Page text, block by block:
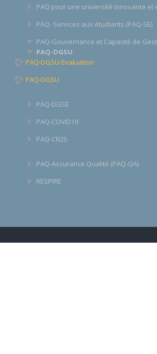
PAQ pour une université innovante et
PAQ- Services aux étudiants (PAQ-SE)
PAQ-Gouvernance et Capacité de
PAQ-DGSU
PAQ-DGSU-Evaluation
PAQ-DGSU
PAQ-DGSE
PAQ-COVID19
PAQ-CR2S
PAQ-Assurance Qualité (PAQ-QA)
RESPIRE